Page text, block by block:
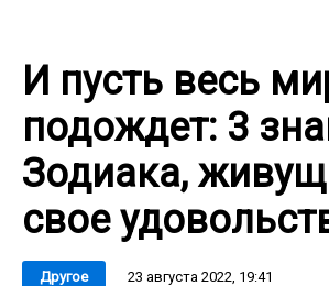
И пусть весь
подождет: 3
Зодиака,
свое
Другое 23 августа 2022, 19:41